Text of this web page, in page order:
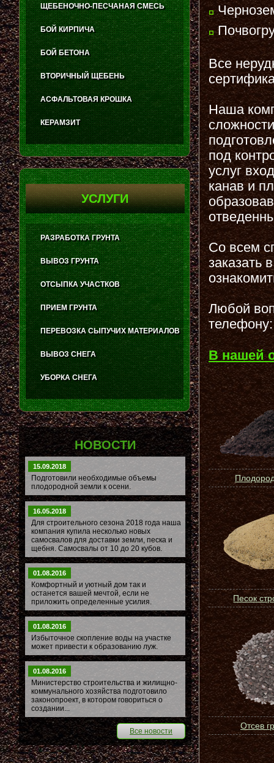
Все
Наша
под
услуг
канав и
Со всем
заказать
Любой
В нашей
Песок
Отсев
ЩЕБЕНОЧНО-ПЕСЧАНАЯ СМЕСЬ
БОЙ КИРПИЧА
БОЙ БЕТОНА
ВТОРИЧНЫЙ ЩЕБЕНЬ
АСФАЛЬТОВАЯ КРОШКА
КЕРАМЗИТ
УСЛУГИ
РАЗРАБОТКА ГРУНТА
ВЫВОЗ ГРУНТА
ОТСЫПКА УЧАСТКОВ
ПРИЕМ ГРУНТА
ПЕРЕВОЗКА СЫПУЧИХ МАТЕРИАЛОВ
ВЫВОЗ СНЕГА
УБОРКА СНЕГА
НОВОСТИ
15.09.2018
Подготовили необходимые объемы
плодородной земли к осени.
16.05.2018
Для строительного сезона 2018 года наша
компания купила несколько новых
самосвалов для доставки земли, песка и
щебня. Самосвалы от 10 до 20 кубов.
01.08.2016
Комфортный и уютный дом так и
останется вашей мечтой, если не
приложить определенные усилия.
01.08.2016
Избыточное скопление воды на участке
может привести к образованию луж.
01.08.2016
Министерство строительства и жилищно-
коммунального хозяйства подготовило
законопроект, в котором говориться о
создании...
Все новости